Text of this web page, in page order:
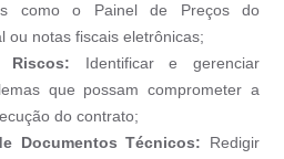
como o Painel de Preços do
ou notas fiscais eletrônicas;
Riscos: Identificar e gerenciar
que possam comprometer a
do contrato;
Documentos Técnicos: Redigir